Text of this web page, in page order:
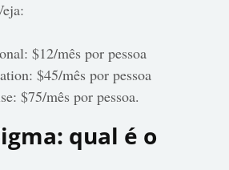
$12/mês por pessoa
$45/mês por pessoa
$75/mês por pessoa.
qual é o